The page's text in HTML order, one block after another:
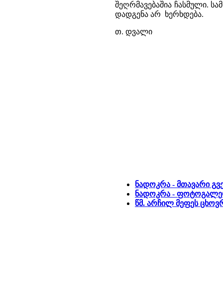
შეღრმავებაშია ჩასმული.
დადგენა არ ხერხდება.
თ. დვალი
ნადოკრა - მთავარი
ნადოკრა -
წმ. არჩილ მეფეს